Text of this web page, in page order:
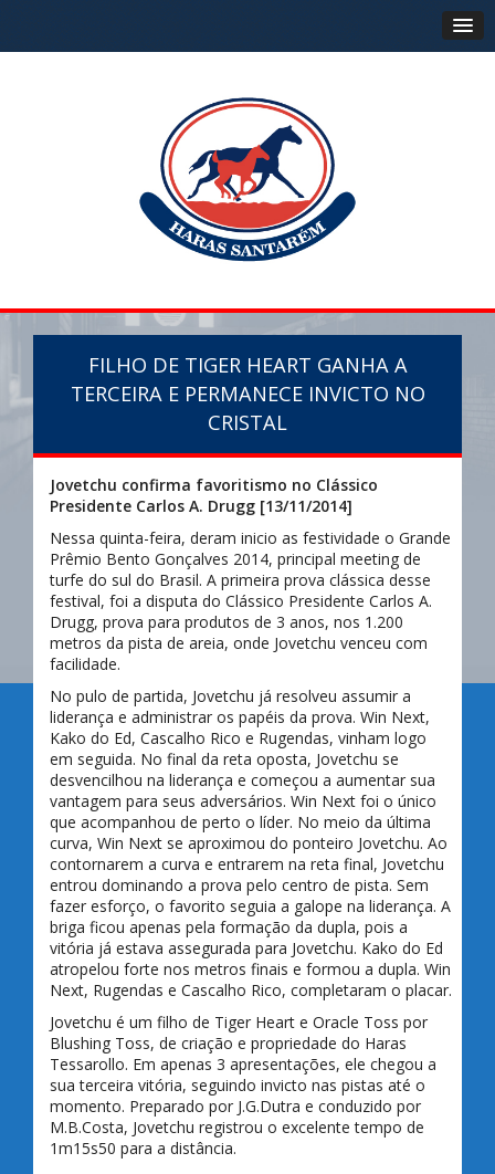
FILHO DE TIGER HEART GANHA A
TERCEIRA E PERMANECE INVICTO NO
CRISTAL
Jovetchu confirma favoritismo no Clássico
Presidente Carlos A. Drugg [13/11/2014]
Nessa quinta-feira, deram inicio as festividade o Grande
Prêmio Bento Gonçalves 2014, principal meeting de
turfe do sul do Brasil. A primeira prova clássica desse
festival, foi a disputa do Clássico Presidente Carlos A.
Drugg, prova para produtos de 3 anos, nos 1.200
metros da pista de areia, onde Jovetchu venceu com
facilidade.
No pulo de partida, Jovetchu já resolveu assumir a
liderança e administrar os papéis da prova. Win Next,
Kako do Ed, Cascalho Rico e Rugendas, vinham logo
em seguida. No final da reta oposta, Jovetchu se
desvencilhou na liderança e começou a aumentar sua
vantagem para seus adversários. Win Next foi o único
que acompanhou de perto o líder. No meio da última
curva, Win Next se aproximou do ponteiro Jovetchu. Ao
contornarem a curva e entrarem na reta final, Jovetchu
entrou dominando a prova pelo centro de pista. Sem
fazer esforço, o favorito seguia a galope na liderança. A
briga ficou apenas pela formação da dupla, pois a
vitória já estava assegurada para Jovetchu. Kako do Ed
atropelou forte nos metros finais e formou a dupla. Win
Next, Rugendas e Cascalho Rico, completaram o placar.
Jovetchu é um filho de Tiger Heart e Oracle Toss por
Blushing Toss, de criação e propriedade do Haras
Tessarollo. Em apenas 3 apresentações, ele chegou a
sua terceira vitória, seguindo invicto nas pistas até o
momento. Preparado por J.G.Dutra e conduzido por
M.B.Costa, Jovetchu registrou o excelente tempo de
1m15s50 para a distância.